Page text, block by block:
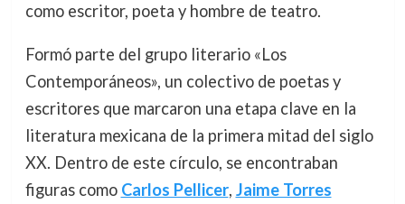
como escritor, poeta y hombre de teatro.
Formó parte del grupo literario «Los
Contemporáneos», un colectivo de poetas y
escritores que marcaron una etapa clave en la
literatura mexicana de la primera mitad del siglo
XX. Dentro de este círculo, se encontraban
figuras como Carlos Pellicer, Jaime Torres